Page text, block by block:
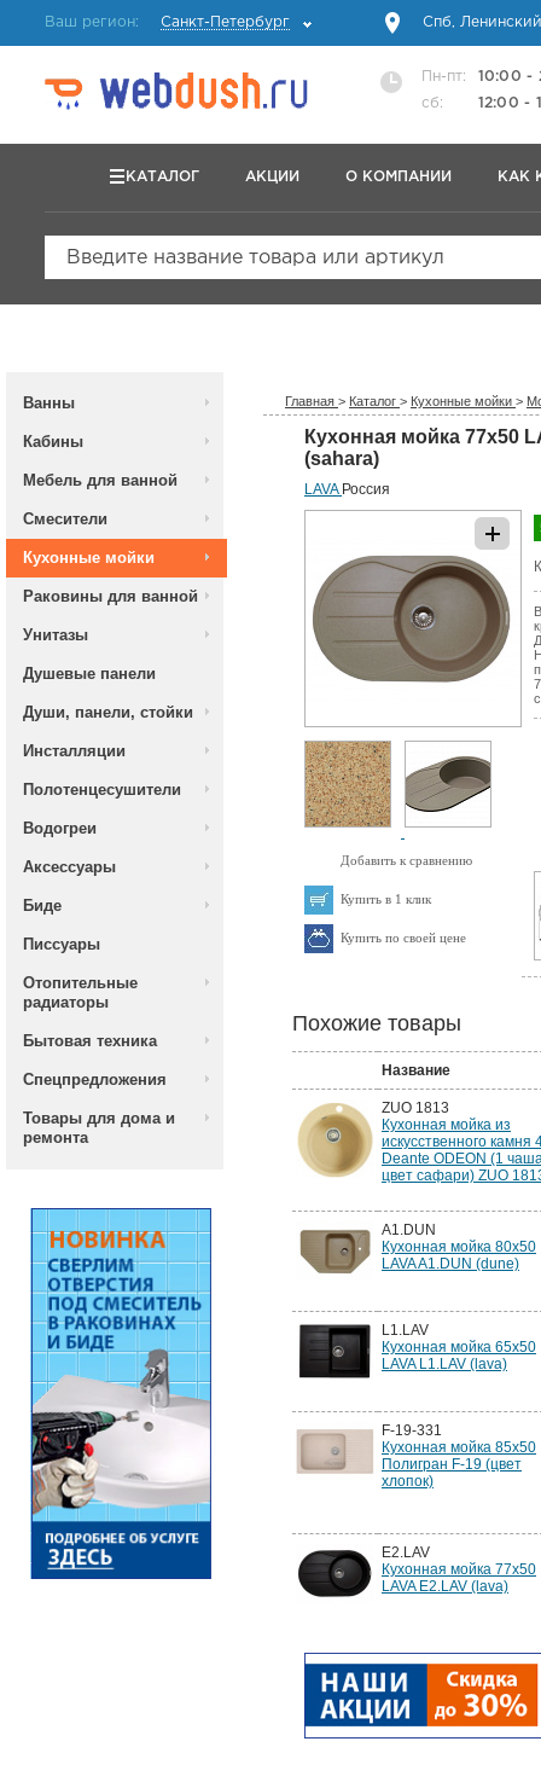
Ваш регион: Санкт-Петербург Спб,
Пн-пт:
10:00 -
сб:
12:00 -
КАТАЛОГ АКЦИИ О КОМПАНИИ КАК
Введите название товара или артикул
Ванны
Кабины
Мебель для ванной
Смесители
Кухонные мойки
Раковины для ванной
Унитазы
Душевые панели
Души, панели, стойки
Инсталляции
Полотенцесушители
Водогреи
Аксессуары
Биде
Писсуары
Отопительные
радиаторы
Бытовая техника
Спецпредложения
Товары для дома и
ремонта
Главная > Каталог > Кухонные мойки >
Кухонная мойка 77x50
(sahara)
LAVA Россия
Добавить к сравнению
Купить в 1 клик
Купить по своей цене
Похожие товары
Название
ZUO 1813
Кухонная мойка из
искусственного камня
Deante ODEON (1
цвет сафари) ZUO
A1.DUN
Кухонная мойка 80x50
LAVA A1.DUN (dune)
L1.LAV
Кухонная мойка 65x50
LAVA L1.LAV (lava)
F-19-331
Кухонная мойка 85х50
Полигран F-19 (цвет
хлопок)
E2.LAV
Кухонная мойка 77x50
LAVA E2.LAV (lava)